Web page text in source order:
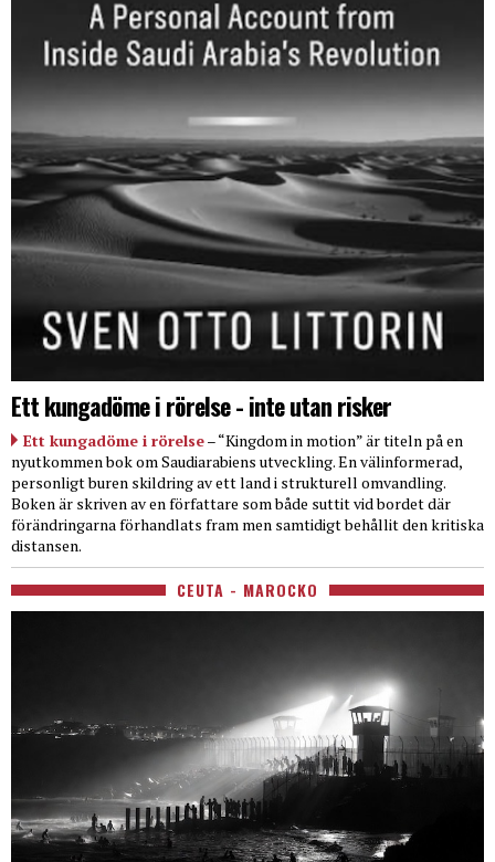
Ett kungadöme i rörelse - inte utan risker
Ett kungadöme i rörelse– “Kingdom in motion” är titeln på en
nyutkommen bok om Saudiarabiens utveckling. En välinformerad,
personligt buren skildring av ett land i strukturell omvandling.
Boken är skriven av en författare som både suttit vid bordet där
förändringarna förhandlats fram men samtidigt behållit den kritiska
distansen.
CEUTA - MAROCKO